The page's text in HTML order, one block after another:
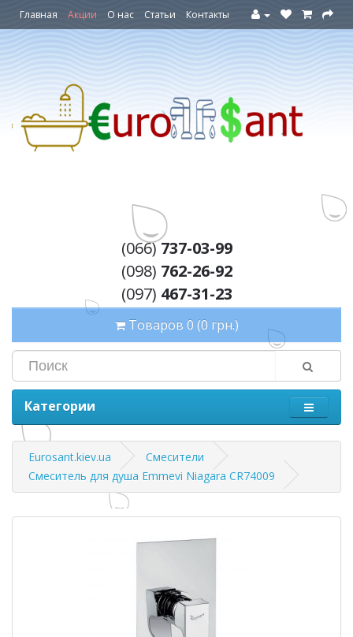
Главная Акции О нас Статьи Контакты
(066)737-03-99
(098) 762-26-92
(097) 467-31-23
Товаров 0 (0 грн.)
Категории
Eurosant.kiev.ua
Смесители
Смеситель для душа Emmevi Niagara CR74009